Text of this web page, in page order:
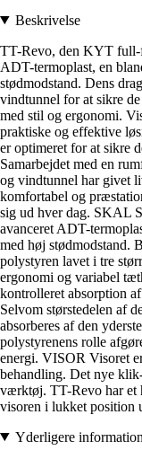
Beskrivelse
TT-Revo, den KYT full-
ADT-termoplast, en
stødmodstand. Dens
vindtunnel for at sikre
med stil og ergonomi.
praktiske og effektive
er optimeret for at sikre
Samarbejdet med en
og vindtunnel har givet
komfortabel og
sig ud hver dag. SKAL
avanceret ADT-
med høj
polystyren lavet i tre
ergonomi og variabel
kontrolleret absorption
Selvom størstedelen af
absorberes af den
polystyrenens rolle
energi. VISOR Visoret
behandling. Det nye
værktøj. TT-Revo har et
visoren i lukket position
Yderligere information